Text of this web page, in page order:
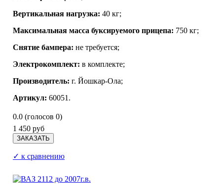
Вертикальная нагрузка: 40 кг;
Максимальная масса буксируемого прицепа: 750 кг;
Снятие бампера: не требуется;
Электрокомплект: в комплекте;
Производитель: г. Йошкар-Ола;
Артикул: 60051.
0.0 (голосов 0)
1 450 руб
✓ к сравнению